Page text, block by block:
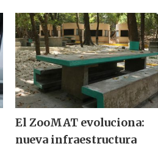
El ZooMAT evoluciona:
nueva infraestructura